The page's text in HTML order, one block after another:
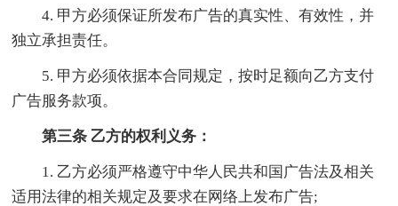
4. 甲方必须保证所发布广告的真实性、有效性，并
独立承担责任。
5. 甲方必须依据本合同规定，按时足额向乙方支付
广告服务款项。
第三条 乙方的权利义务：
1. 乙方必须严格遵守中华人民共和国广告法及相关
适用法律的相关规定及要求在网络上发布广告;